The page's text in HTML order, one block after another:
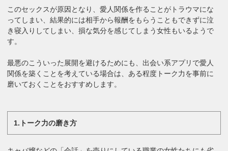
このセックスが原因となり、愛人関係を作ることがトラウマにな
ってしまい、結果的には相手から報酬をもらうこともできずに泣
き寝入りしてしまい、損な気分を感じてしまう女性もいるようで
す。
最悪のこういった展開を避けるためにも、出会い系アプリで愛人
関係を築くことを考えている場合は、ある程度トーク力を事前に
磨いておくことをおすすめします。
1.トーク力の磨き方